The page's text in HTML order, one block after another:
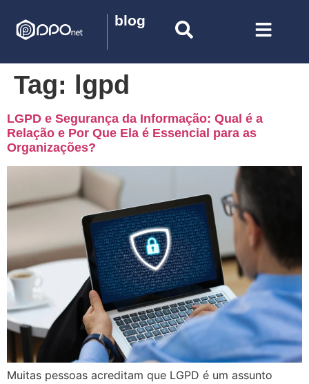
blog
Tag: lgpd
LGPD e Segurança da Informação: Qual é a
Relação e Por Que Ela é Essencial para as
Organizações?
Muitas pessoas acreditam que LGPD é um assunto